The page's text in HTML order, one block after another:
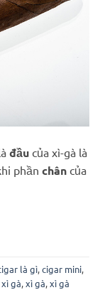
đầu của xì-gà là
phần chân của
là gì,cigar mini,
gà,xì gà,xì gà